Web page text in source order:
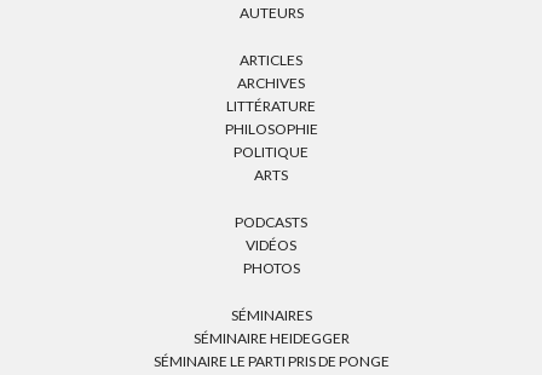
AUTEURS
ARTICLES
ARCHIVES
LITTÉRATURE
PHILOSOPHIE
POLITIQUE
ARTS
PODCASTS
VIDÉOS
PHOTOS
SÉMINAIRES
SÉMINAIRE HEIDEGGER
SÉMINAIRE LE PARTI PRIS DE PONGE